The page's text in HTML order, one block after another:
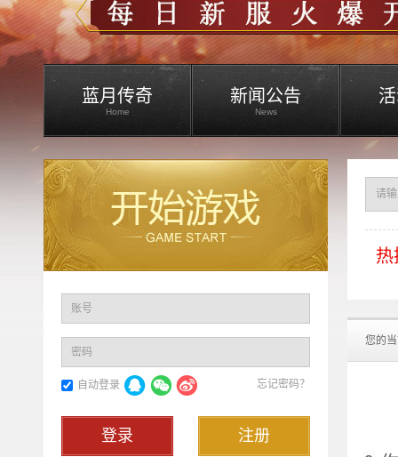
蓝月传奇
Home
新闻公告
News
热
您的
账号
密码
忘记密码？
自动登录
注册
登录